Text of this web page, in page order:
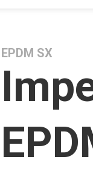
EPDM SX